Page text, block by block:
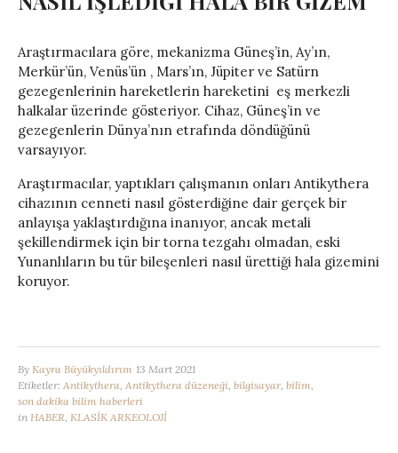
Araştırmacılara göre, mekanizma Güneş’in, Ay’ın,
Merkür’ün, Venüs’ün , Mars’ın, Jüpiter ve Satürn
gezegenlerinin hareketlerin hareketini eş merkezli
halkalar üzerinde gösteriyor. Cihaz, Güneş’in ve
gezegenlerin Dünya’nın etrafında döndüğünü
varsayıyor.
Araştırmacılar, yaptıkları çalışmanın onları Antikythera
cihazının cenneti nasıl gösterdiğine dair gerçek bir
anlayışa yaklaştırdığına inanıyor, ancak metali
şekillendirmek için bir torna tezgahı olmadan, eski
Yunanlıların bu tür bileşenleri nasıl ürettiği hala gizemini
koruyor.
By Kayra Büyükyıldırım 13 Mart 2021
Etiketler: Antikythera Antikythera düzeneği bilgisayar, bilim
son dakika bilim haberleri
in HABER KLASİK ARKEOLOJİ